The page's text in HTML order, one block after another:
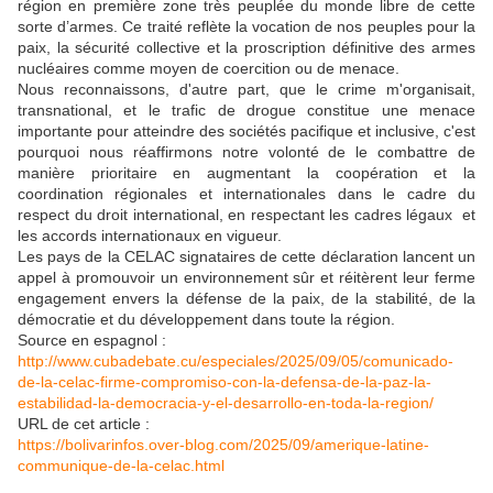
région en première zone très peuplée du monde libre de cette
sorte d’armes. Ce traité reflète la vocation de nos peuples pour la
paix, la sécurité collective et la proscription définitive des armes
nucléaires comme moyen de coercition ou de menace.
Nous reconnaissons, d'autre part, que le crime m'organisait,
transnational, et le trafic de drogue constitue une menace
importante pour atteindre des sociétés pacifique et inclusive, c'est
pourquoi nous réaffirmons notre volonté de le combattre de
manière prioritaire en augmentant la coopération et la
coordination régionales et internationales dans le cadre du
respect du droit international, en respectant les cadres légaux et
les accords internationaux en vigueur.
Les pays de la CELAC signataires de cette déclaration lancent un
appel à promouvoir un environnement sûr et réitèrent leur ferme
engagement envers la défense de la paix, de la stabilité, de la
démocratie et du développement dans toute la région.
Source en espagnol :
http://www.cubadebate.cu/especiales/2025/09/05/comunicado-
de-la-celac-firme-compromiso-con-la-defensa-de-la-paz-la-
estabilidad-la-democracia-y-el-desarrollo-en-toda-la-region/
URL de cet article :
https://bolivarinfos.over-blog.com/2025/09/amerique-latine-
communique-de-la-celac.html